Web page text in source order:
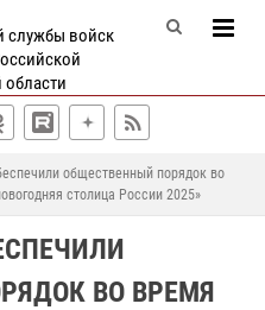
службы войск
общественный порядок во
столица России 2025»
ВО ВРЕМЯ